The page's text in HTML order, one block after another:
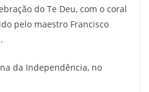
do Te Deu, com o coral
pelo maestro Francisco
da Independência, no